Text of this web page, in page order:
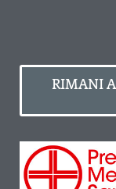
RIMANI